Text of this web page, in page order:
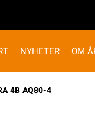
NYHETER OM
4B AQ80-4